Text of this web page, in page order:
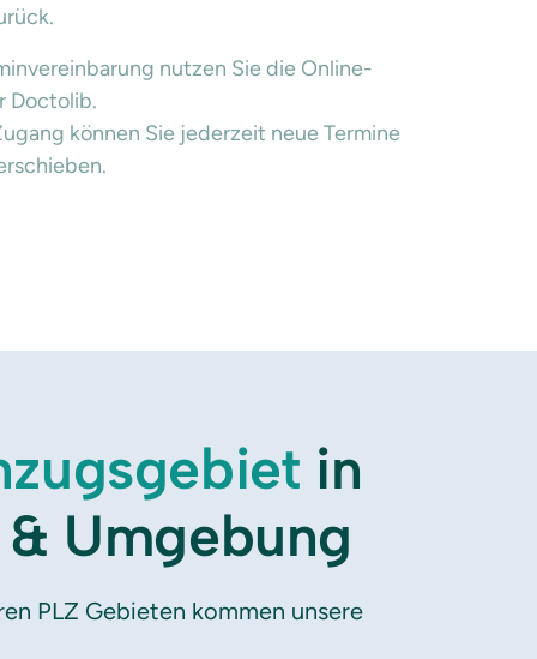
nutzen Sie die Online-
Doctolib.
können Sie jederzeit neue Termine
in
Umgebung
PLZ Gebieten kommen unsere